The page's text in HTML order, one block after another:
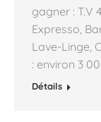
gagner : T.V
Expresso,
Lave-Linge,
: environ 3
Détails